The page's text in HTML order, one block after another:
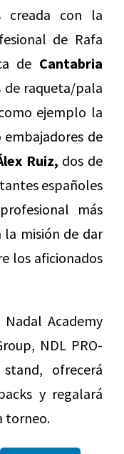
creada con la
de Rafa
de Cantabria
de raqueta/pala
ejemplo la
de
Ruiz, dos de
españoles
más
misión de dar
los aficionados
Academy
NDL PRO-
ofrecerá
y regalará
torneo.